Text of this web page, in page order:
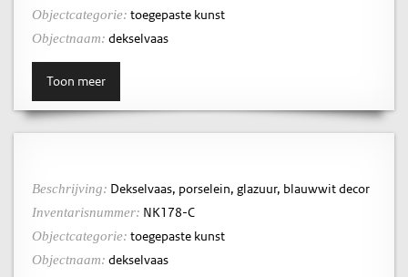
Objectcategorie: toegepaste kunst
Objectnaam: dekselvaas
Toon meer
Beschrijving: Dekselvaas, porselein, glazuur, blauwwit decor
Inventarisnummer: NK178-C
Objectcategorie: toegepaste kunst
Objectnaam: dekselvaas